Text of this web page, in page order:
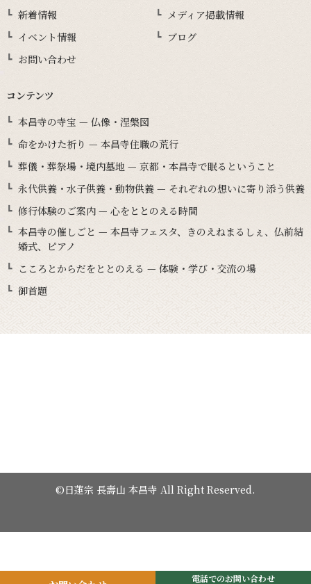
電話でのお問い合わせ
新着情報
メディア掲載情報
イベント情報
ブログ
お問い合わせ
コンテンツ
本昌寺の寺宝 — 仏像・涅槃図
命をかけた祈り — 本昌寺住職の荒行
葬儀・葬祭場・境内墓地 — 京都・本昌寺で眠るということ
永代供養・水子供養・動物供養 — それぞれの想いに寄り添う供養
修行体験のご案内 — 心をととのえる時間
本昌寺の催しごと — 本昌寺フェスタ、きのえねまるしぇ、仏前結
婚式、ピアノ
こころとからだをととのえる — 体験・学び・交流の場
御首題
©日蓮宗 長壽山 本昌寺 All Right Reserved.